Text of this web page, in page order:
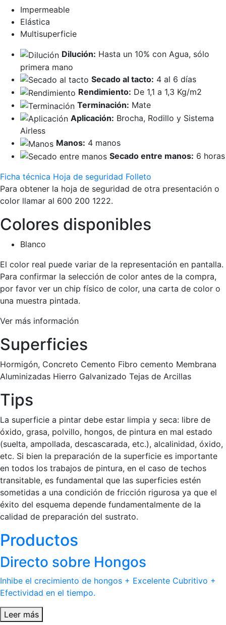
Impermeable
Elástica
Multisuperficie
Dilución: Hasta un 10% con Agua, sólo
primera mano
Secado al tacto: 4 al 6 días
Rendimiento: De 1,1 a 1,3 Kg/m2
Terminación: Mate
Aplicación: Brocha, Rodillo y Sistema
Airless
Manos: 4 manos
Secado entre manos: 6 horas
Ficha técnica Hoja de seguridad Folleto
Para obtener la hoja de seguridad de otra presentación o
color llamar al 600 200 1222.
Colores disponibles
Blanco
El color real puede variar de la representación en pantalla.
Para confirmar la selección de color antes de la compra,
por favor ver un chip físico de color, una carta de color o
una muestra pintada.
Ver más información
Superficies
Hormigón, Concreto Cemento Fibro cemento Membrana
Aluminizadas Hierro Galvanizado Tejas de Arcillas
Tips
La superficie a pintar debe estar limpia y seca: libre de
óxido, grasa, polvillo, hongos, de pintura en mal estado
(suelta, ampollada, descascarada, etc.), alcalinidad, óxido,
etc. Si bien la preparación de la superficie es importante
en todos los trabajos de pintura, en el caso de techos
transitable, es fundamental que las superficies estén
sometidas a una condición de fricción rigurosa ya que el
éxito del esquema depende fundamentalmente de la
calidad de preparación del sustrato.
Productos
Directo sobre Hongos
Inhibe el crecimiento de hongos + Excelente Cubritivo +
Efectividad en el tiempo.
Leer más